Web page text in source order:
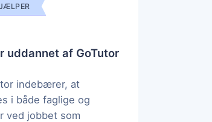
uddannet af GoTutor
indebærer, at
i både faglige og
ved jobbet som